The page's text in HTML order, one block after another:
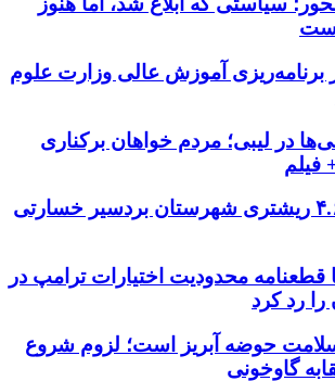
برنامه‌ریزی آموزش عالی وزارت علوم
در لیبی؛ مردم خواهان برکناری
فیلم
زمین لرزه ۴.۶ ریشتری شهرستان بردسیر خسارتی
قطعنامه محدودیت اختیارات ترامپ در
را رد کرد
حوضه آبریز است؛ لزوم شروع
گاوخونی